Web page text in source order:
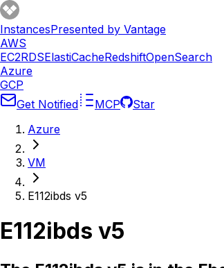
InstancesPresented by Vantage
AWS
EC2RDSElastiCacheRedshiftOpenSearch
Azure
GCP
Get Notified
MCP
Star
Azure
VM
E112ibds v5
E112ibds v5